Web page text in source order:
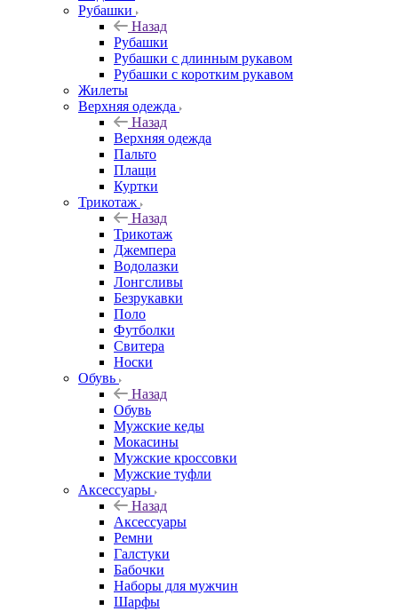
Рубашки
Назад
Рубашки
Рубашки с длинным рукавом
Рубашки с коротким рукавом
Жилеты
Верхняя одежда
Назад
Верхняя одежда
Пальто
Плащи
Куртки
Трикотаж
Назад
Трикотаж
Джемпера
Водолазки
Лонгсливы
Безрукавки
Поло
Футболки
Свитера
Носки
Обувь
Назад
Обувь
Мужские кеды
Мокасины
Мужские кроссовки
Мужские туфли
Аксессуары
Назад
Аксессуары
Ремни
Галстуки
Бабочки
Наборы для мужчин
Шарфы